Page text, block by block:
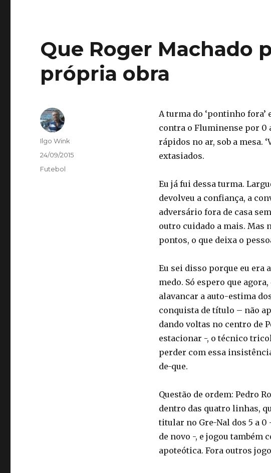
Que Roger Machado
própria obra
A turma do ‘pontinho
contra o Fluminense por 0
rápidos no ar, sob a mesa.
extasiados.
Eu já fui dessa turma.
devolveu a confiança, a
adversário fora de casa
outro cuidado a mais. Mas
pontos, o que deixa o
Eu sei disso porque eu era
medo. Só espero que
alavancar a auto-estima
conquista de título – não
dando voltas no centro de
estacionar -, o técnico
perder com essa
de-que.
Questão de ordem: Pedro
dentro das quatro linhas,
titular no Gre-Nal dos 5 a 0
de novo -, e jogou
apoteótica. Fora outros
Autor
Ilgo Wink
Publicado
24/09/2015
Categorias
Futebol